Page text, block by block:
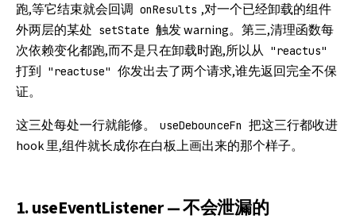
跑,等它结束就会回调 onResults ,对一个已经卸载的组件
外两层的某处 setState 触发 warning。第三,清理函数每
次依赖变化都跑,而不是只在卸载时跑,所以从 "reactus"
打到 "reactuse" 你发出去了两个请求,谁先返回完全不保
证。
这三处每处一行就能修。
useDebounceFn 把这三行都收进
hook 里,组件就长成你在白板上画出来的那个样子。
1. useEventListener — 不会泄漏的